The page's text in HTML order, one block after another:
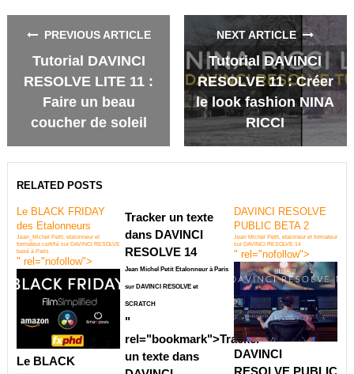
FacebookTwitter
Google+LinkedIn
PREVIOUS ARTICLE
Tutorial DAVINCI
RESOLVE LITE 11 :
Faire un beau
coucher de soleil
NEXT ARTICLE
Tutorial DAVINCI
RESOLVE 11 : Créer
le look fashion NINA
RICCI
RELATED POSTS
Le BLACK FRIDAY
des Etalonneurs
Jean_Michel Petit, etalonneur et
formateur certifié sur DAVINCI RESOLVE
basé à Paris
" rel="nofollow">
Le BLACK
Tracker un texte
dans DAVINCI
RESOLVE 14
Jean Michel Petit Etalonneur à Paris
sur DAVINCI RESOLVE et
SCRATCH
"
rel="bookmark">Tracker
un texte dans
DAVINCI RESOLVE
PUBLIC BETA 2
Jean Michel Petit, etaloneur et formateur
sur DAVINCI RESOLVE 14
" rel="nofollow">
DAVINCI